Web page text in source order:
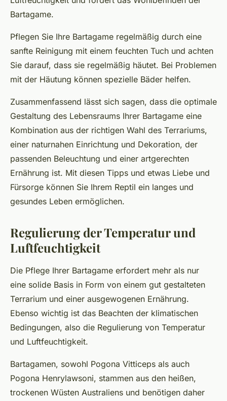
Bartagame.
Pflegen Sie Ihre Bartagame regelmäßig durch eine
sanfte Reinigung mit einem feuchten Tuch und achten
Sie darauf, dass sie regelmäßig häutet. Bei Problemen
mit der Häutung können spezielle Bäder helfen.
Zusammenfassend lässt sich sagen, dass die optimale
Gestaltung des Lebensraums Ihrer Bartagame eine
Kombination aus der richtigen Wahl des Terrariums,
einer naturnahen Einrichtung und Dekoration, der
passenden Beleuchtung und einer artgerechten
Ernährung ist. Mit diesen Tipps und etwas Liebe und
Fürsorge können Sie Ihrem Reptil ein langes und
gesundes Leben ermöglichen.
Regulierung der Temperatur und
Luftfeuchtigkeit
Die Pflege Ihrer Bartagame erfordert mehr als nur
eine solide Basis in Form von einem gut gestalteten
Terrarium und einer ausgewogenen Ernährung.
Ebenso wichtig ist das Beachten der klimatischen
Bedingungen, also die Regulierung von Temperatur
und Luftfeuchtigkeit.
Bartagamen, sowohl Pogona Vitticeps als auch
Pogona Henrylawsoni, stammen aus den heißen,
trockenen Wüsten Australiens und benötigen daher